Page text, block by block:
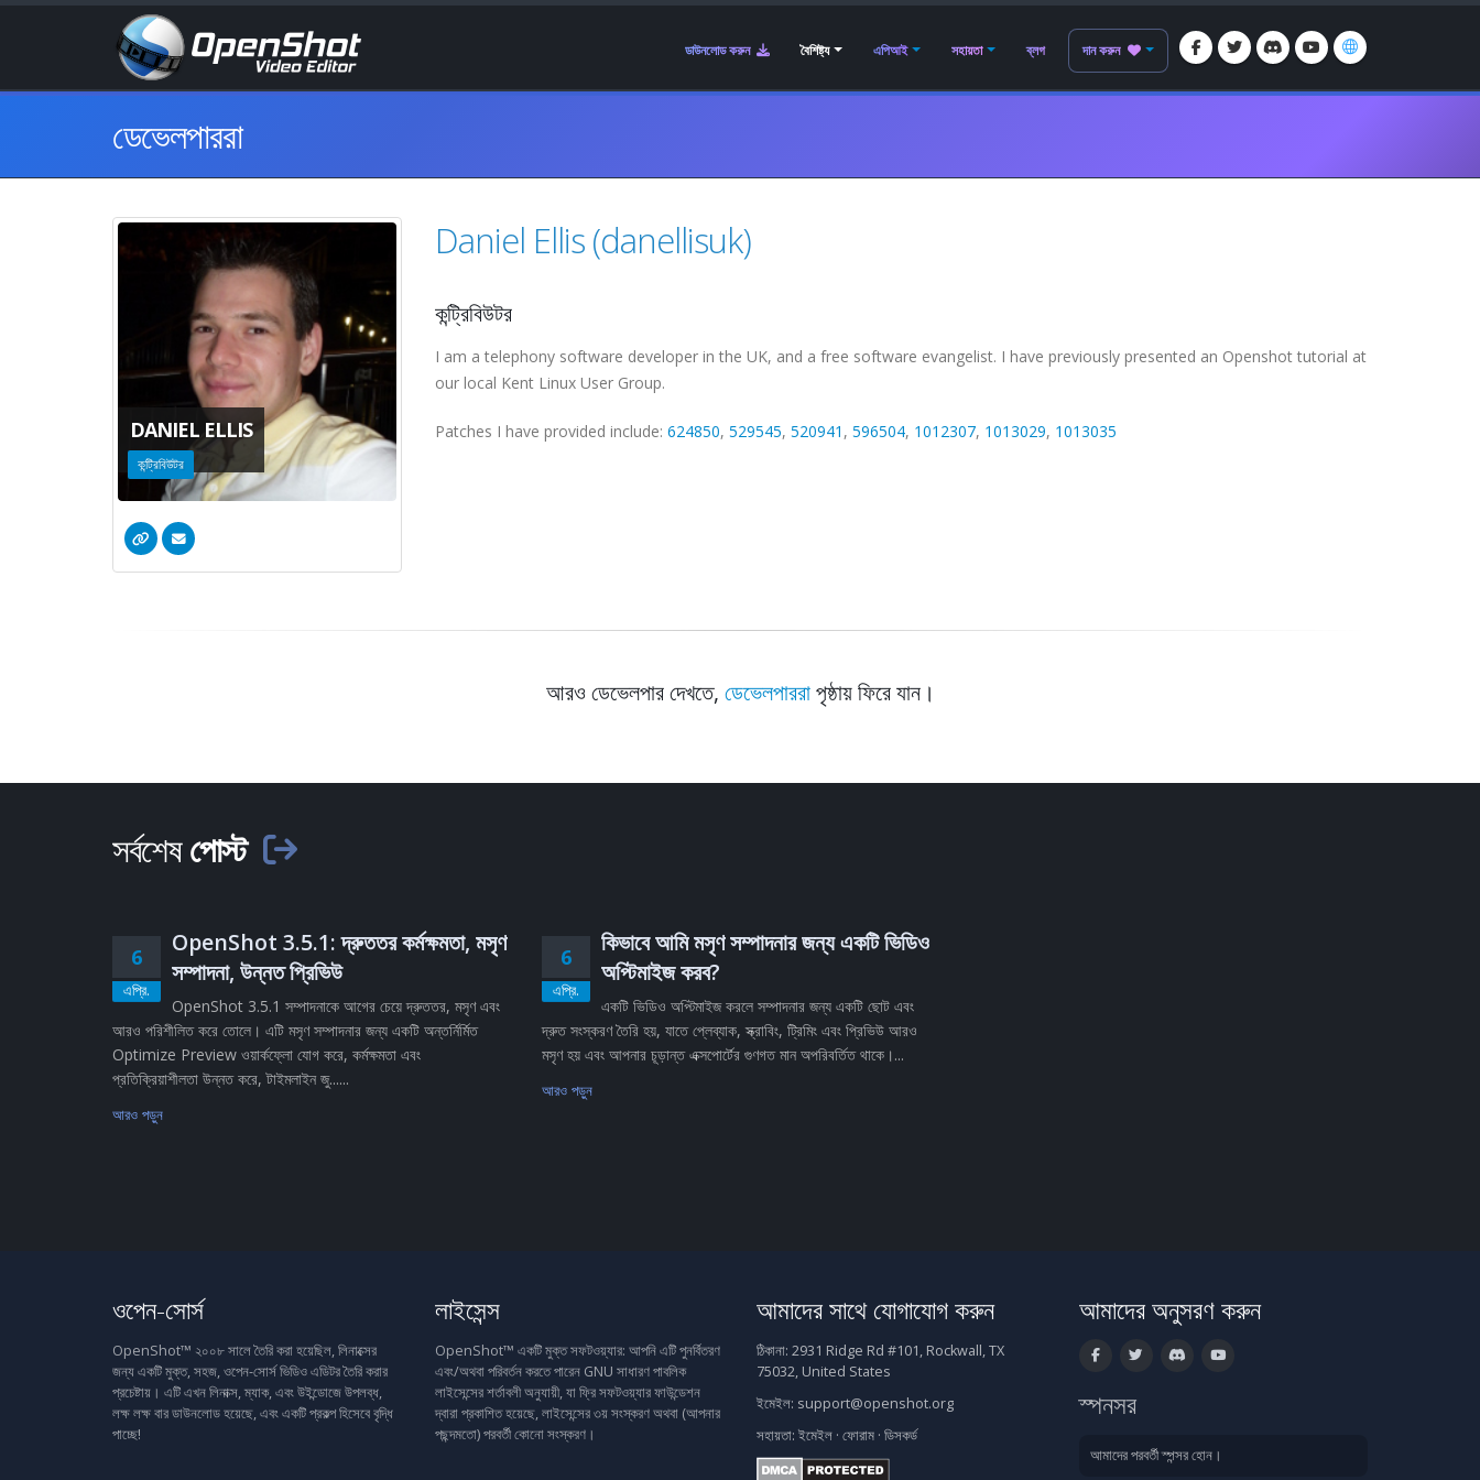
ডাউনলোড করুন বৈশিষ্ট্য এপিআই সহায়তা ব্লগ দান করুন
ডেভেলপাররা
DANIEL ELLIS
কন্ট্রিবিউটর
Daniel Ellis (danellisuk)
কন্ট্রিবিউটর
I am a telephony software developer in the UK, and a free software evangelist. I have previously presented an Openshot tutorial at
our local Kent Linux User Group.
Patches I have provided include: 624850, 529545, 520941 , 596504, 1012307, 1013029, 1013035
আরও ডেভেলপার দেখতে, ডেভেলপাররাপৃষ্ঠায় ফিরে যান।
সর্বশেষপোস্ট
6
এপ্রি.
OpenShot 3.5.1: দ্রুততর কর্মক্ষমতা, মসৃণ
সম্পাদনা, উন্নত প্রিভিউ
OpenShot 3.5.1 সম্পাদনাকে আগের চেয়ে দ্রুততর, মসৃণ এবং
আরও পরিশীলিত করে তোলে। এটি মসৃণ সম্পাদনার জন্য একটি অন্তর্নির্মিত
Optimize Preview ওয়ার্কফ্লো যোগ করে, কর্মক্ষমতা এবং
প্রতিক্রিয়াশীলতা উন্নত করে, টাইমলাইন জু......
আরও পড়ুন
6
এপ্রি.
কিভাবে আমি মসৃণ সম্পাদনার জন্য একটি ভিডিও
অপ্টিমাইজ করব?
একটি ভিডিও অপ্টিমাইজ করলে সম্পাদনার জন্য একটি ছোট এবং
দ্রুত সংস্করণ তৈরি হয়, যাতে প্লেব্যাক, স্ক্রাবিং, ট্রিমিং এবং প্রিভিউ আরও
মসৃণ হয় এবং আপনার চূড়ান্ত এক্সপোর্টের গুণগত মান অপরিবর্তিত থাকে।...
আরও পড়ুন
ওপেন-সোর্স
OpenShot™ ২০০৮ সালে তৈরি করা হয়েছিল, লিনাক্সের
জন্য একটি মুক্ত, সহজ, ওপেন-সোর্স ভিডিও এডিটর তৈরি করার
প্রচেষ্টায়। এটি এখন লিনাক্স, ম্যাক, এবং উইন্ডোজে উপলব্ধ,
লক্ষ লক্ষ বার ডাউনলোড হয়েছে, এবং একটি প্রকল্প হিসেবে বৃদ্ধি
পাচ্ছে!
লাইসেন্স
OpenShot™ একটি মুক্ত সফটওয়্যার: আপনি এটি পুনর্বিতরণ
এবং/অথবা পরিবর্তন করতে পারেন GNU সাধারণ পাবলিক
লাইসেন্সের শর্তাবলী অনুযায়ী, যা ফ্রি সফটওয়্যার ফাউন্ডেশন
দ্বারা প্রকাশিত হয়েছে, লাইসেন্সের ৩য় সংস্করণ অথবা (আপনার
পছন্দমতো) পরবর্তী কোনো সংস্করণ।
আমাদের সাথে যোগাযোগ করুন
ঠিকানা: 2931 Ridge Rd #101, Rockwall, TX
75032, United States
ইমেইল: support@openshot.org
সহায়তা: ইমেইল · ফোরাম · ডিসকর্ড
আমাদের অনুসরণ করুন
স্পনসর
আমাদের পরবর্তী স্পন্সর হোন।